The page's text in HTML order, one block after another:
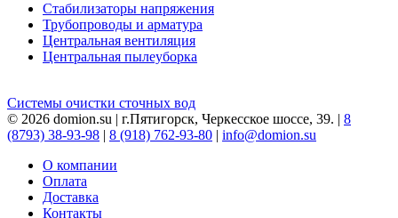
Стабилизаторы напряжения
Трубопроводы и арматура
Центральная вентиляция
Центральная пылеуборка
Системы очистки сточных вод
© 2026 domion.su | г.Пятигорск, Черкесское шоссе, 39. | 8
(8793) 38-93-98 | 8 (918) 762-93-80 | info@domion.su
О компании
Оплата
Доставка
Контакты